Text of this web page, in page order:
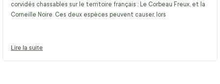
corvidés chassables sur le territoire français : Le Corbeau Freux, et la
Corneille Noire. Ces deux espèces peuvent causer, lors
Lire la suite